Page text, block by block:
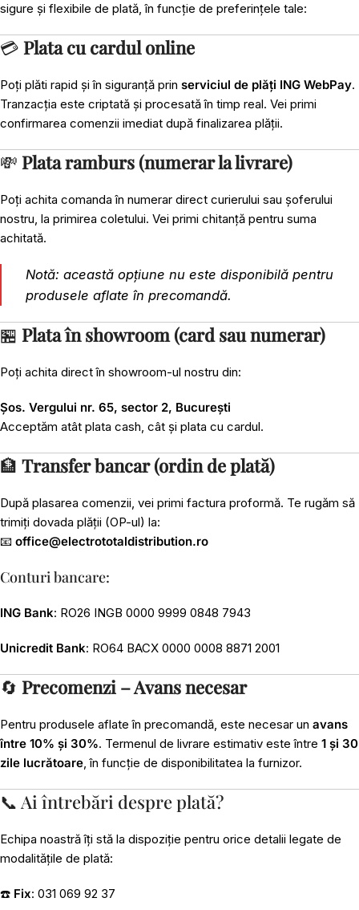
sigure și flexibile de plată, în funcție de preferințele tale:
💳 Plata cu cardul online
Poți plăti rapid și în siguranță prin serviciul de plăți ING WebPay.
Tranzacția este criptată și procesată în timp real. Vei primi
confirmarea comenzii imediat după finalizarea plății.
💸 Plata ramburs (numerar la livrare)
Poți achita comanda în numerar direct curierului sau șoferului
nostru, la primirea coletului. Vei primi chitanță pentru suma
achitată.
Notă: această opțiune nu este disponibilă pentru
produsele aflate în precomandă.
🏪 Plata în showroom (card sau numerar)
Poți achita direct în showroom-ul nostru din:
Șos. Vergului nr. 65, sector 2, București
Acceptăm atât plata cash, cât și plata cu cardul.
🏦 Transfer bancar (ordin de plată)
După plasarea comenzii, vei primi factura proformă. Te rugăm să
trimiți dovada plății (OP-ul) la:
📧 office@electrototaldistribution.ro
Conturi bancare:
ING Bank: RO26 INGB 0000 9999 0848 7943
Unicredit Bank: RO64 BACX 0000 0008 8871 2001
🔄 Precomenzi – Avans necesar
Pentru produsele aflate în precomandă, este necesar un avans
între 10% și 30%. Termenul de livrare estimativ este între 1 și 30
zile lucrătoare, în funcție de disponibilitatea la furnizor.
📞 Ai întrebări despre plată?
Echipa noastră îți stă la dispoziție pentru orice detalii legate de
modalitățile de plată:
☎️ Fix: 031 069 92 37